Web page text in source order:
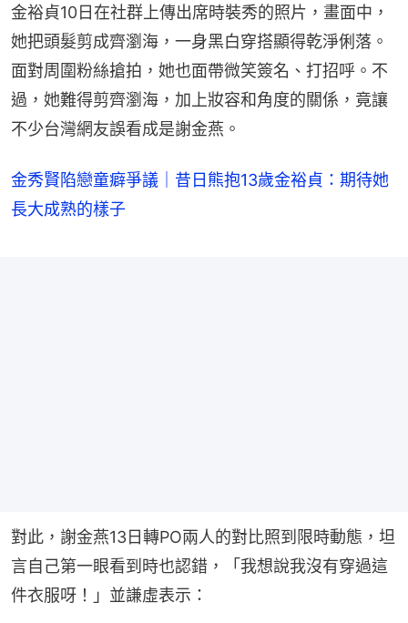
金裕貞10日在社群上傳出席時裝秀的照片，畫面中，
她把頭髮剪成齊瀏海，一身黑白穿搭顯得乾淨俐落。
面對周圍粉絲搶拍，她也面帶微笑簽名、打招呼。不
過，她難得剪齊瀏海，加上妝容和角度的關係，竟讓
不少台灣網友誤看成是謝金燕。
金秀賢陷戀童癖爭議｜昔日熊抱13歲金裕貞：期待她
長大成熟的樣子
對此，謝金燕13日轉PO兩人的對比照到限時動態，坦
言自己第一眼看到時也認錯，「我想說我沒有穿過這
件衣服呀！」並謙虛表示：